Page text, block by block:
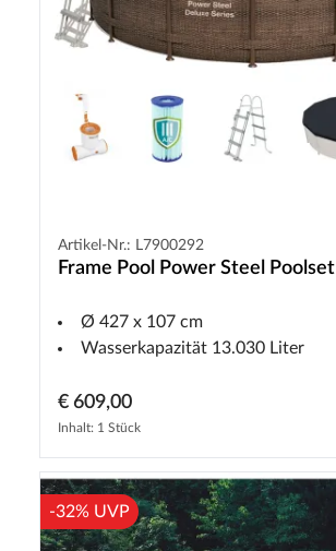
Artikel-Nr.: L7900292
Frame Pool Power Steel Poolset
Ø 427 x 107 cm
Wasserkapazität 13.030 Liter
€ 609,00
Inhalt: 1 Stück
-32% UVP